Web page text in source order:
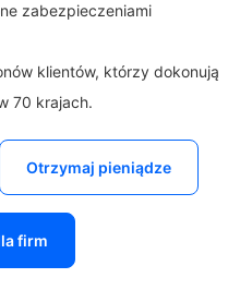
zabezpieczeniami
klientów, którzy dokonują
70 krajach.
Otrzymaj pieniądze
firm